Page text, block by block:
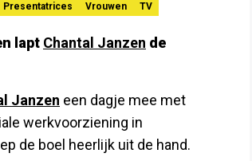
Presentatrices Vrouwen TV
lapt Chantal Janzen de
Janzen een dagje mee met
werkvoorziening in
de boel heerlijk uit de hand.